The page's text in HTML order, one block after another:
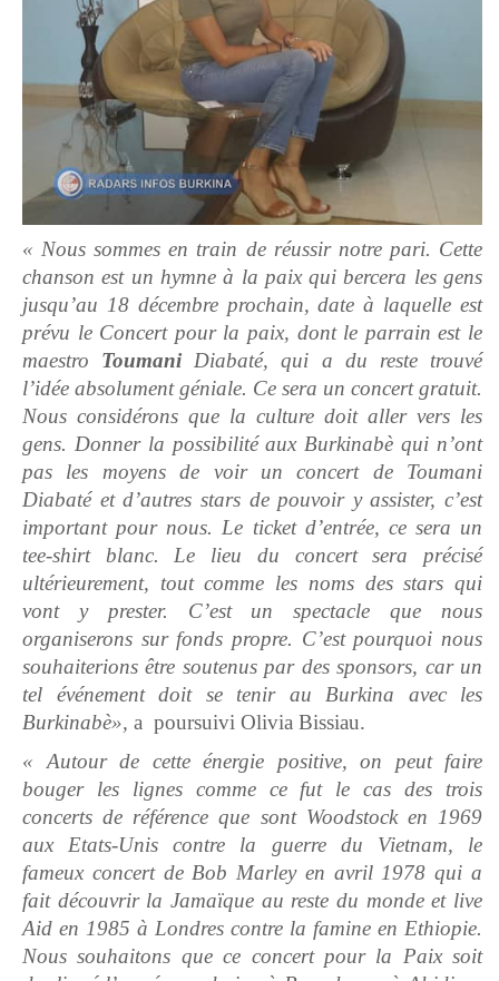
« Nous sommes en train de réussir notre pari. Cette
chanson est un hymne à la paix qui bercera les gens
jusqu’au 18 décembre prochain, date à laquelle est
prévu le Concert pour la paix, dont le parrain est le
maestro Toumani Diabaté, qui a du reste trouvé
l’idée absolument géniale. Ce sera un concert gratuit.
Nous considérons que la culture doit aller vers les
gens. Donner la possibilité aux Burkinabè qui n’ont
pas les moyens de voir un concert de Toumani
Diabaté et d’autres stars de pouvoir y assister, c’est
important pour nous. Le ticket d’entrée, ce sera un
tee-shirt blanc. Le lieu du concert sera précisé
ultérieurement, tout comme les noms des stars qui
vont y prester. C’est un spectacle que nous
organiserons sur fonds propre. C’est pourquoi nous
souhaiterions être soutenus par des sponsors, car un
tel événement doit se tenir au Burkina avec les
Burkinabè», a poursuivi Olivia Bissiau.
« Autour de cette énergie positive, on peut faire
bouger les lignes comme ce fut le cas des trois
concerts de référence que sont Woodstock en 1969
aux Etats-Unis contre la guerre du Vietnam, le
fameux concert de Bob Marley en avril 1978 qui a
fait découvrir la Jamaïque au reste du monde et live
Aid en 1985 à Londres contre la famine en Ethiopie.
Nous souhaitons que ce concert pour la Paix soit